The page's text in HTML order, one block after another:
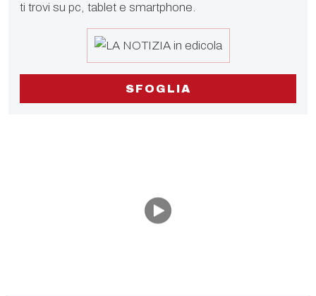
ti trovi su pc, tablet e smartphone.
SFOGLIA